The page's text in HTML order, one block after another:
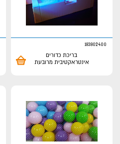
183802400
בריכת כדורים
אינטראקטיבית מרובעת